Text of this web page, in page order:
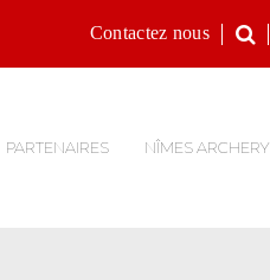
Contactez nous
PARTENAIRES NÎMES ARCHERY